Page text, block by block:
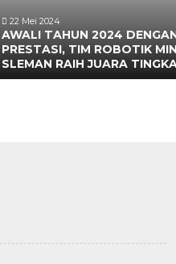
22 Mei 2024
AWALI TAHUN 2024
PRESTASI, TIM ROBOTIK
SLEMAN RAIH JUARA